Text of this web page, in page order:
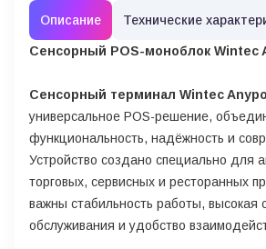
Описание Технические
Сенсорный POS-моноблок Wintec
Сенсорный терминал Wintec
универсальное POS-решение,
функциональность, надёжность и
Устройство создано специально для
торговых, сервисных и ресторанных
важны стабильность работы, высокая
обслуживания и удобство